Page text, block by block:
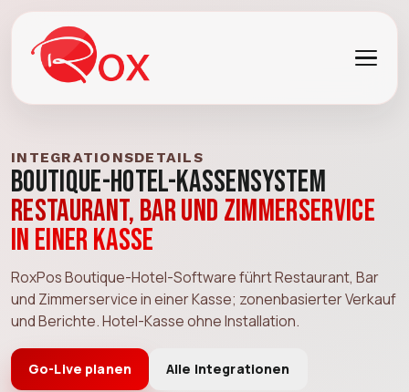
INTEGRATIONSDETAILS
Boutique-Hotel-Kassensystem
Restaurant, Bar und Zimmerservice
in einer Kasse
RoxPos Boutique-Hotel-Software führt Restaurant, Bar
und Zimmerservice in einer Kasse; zonenbasierter Verkauf
und Berichte. Hotel-Kasse ohne Installation.
Go-Live planen Alle Integrationen